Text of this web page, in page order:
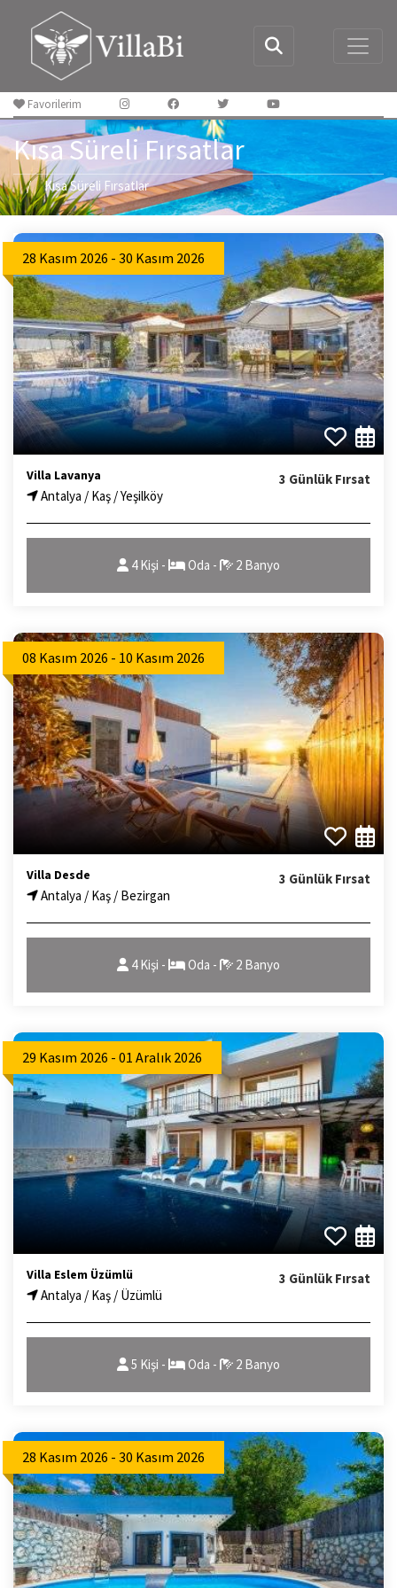
Favorilerim
Kısa Süreli Fırsatlar
Kısa Süreli Fırsatlar
28 Kasım 2026 - 30 Kasım 2026
Villa Lavanya
Antalya / Kaş / Yeşilköy
3 Günlük Fırsat
4 Kişi - Oda - 2 Banyo
08 Kasım 2026 - 10 Kasım 2026
Villa Desde
Antalya / Kaş / Bezirgan
3 Günlük Fırsat
4 Kişi - Oda - 2 Banyo
29 Kasım 2026 - 01 Aralık 2026
Villa Eslem Üzümlü
Antalya / Kaş / Üzümlü
3 Günlük Fırsat
5 Kişi - Oda - 2 Banyo
28 Kasım 2026 - 30 Kasım 2026